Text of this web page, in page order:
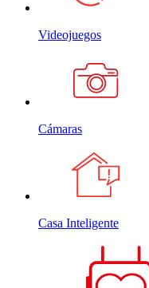
Videojuegos
Cámaras
Casa Inteligente